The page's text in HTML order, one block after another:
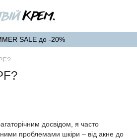
SALE до -20%
досвідом, я часто
проблемами шкіри – від акне до